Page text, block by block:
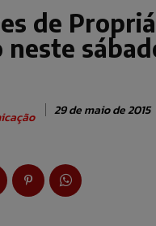
de Propriá
neste
29 de maio de 2015